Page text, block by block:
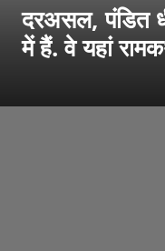
दरअसल, पंडित
में हैं. वे यहां